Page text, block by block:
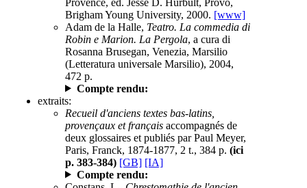
Brigham Young University, 2000. [www]
Adam de la Halle, Teatro. La commedia di
Robin e Marion. La Pergola, a cura di
Rosanna Brusegan, Venezia, Marsilio
(Letteratura universale Marsilio), 2004,
472 p.
Compte rendu:
extraits:
Recueil d'anciens textes bas-latins,
provençaux et français accompagnés de
deux glossaires et publiés par Paul Meyer,
Paris, Franck, 1874-1877, 2 t., 384 p. (ici
p. 383-384) [GB] [IA]
Compte rendu: